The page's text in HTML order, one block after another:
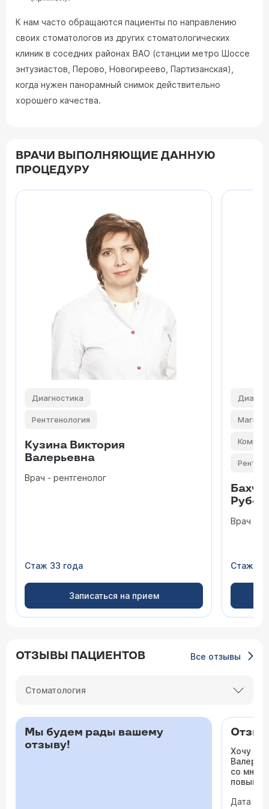
К нам часто обращаются пациенты по направлению
своих стоматологов из других стоматологических
клиник в соседних районах ВАО (станции метро Шоссе
энтузиастов, Перово, Новогиреево, Партизанская),
когда нужен панорамный снимок действительно
хорошего качества.
ВРАЧИ ВЫПОЛНЯЮЩИЕ ДАННУЮ
ПРОЦЕДУРУ
Диагностика
Рентгенология
Кузина Виктория
Валерьевна
Врач - рентгенолог
Стаж 33 года
Записаться на прием
Врач
Стаж 15
ОТЗЫВЫ ПАЦИЕНТОВ Все отзывы
Стоматология
Мы будем рады вашему
отзыву!
Хочу
со мной
сердца.
Дата